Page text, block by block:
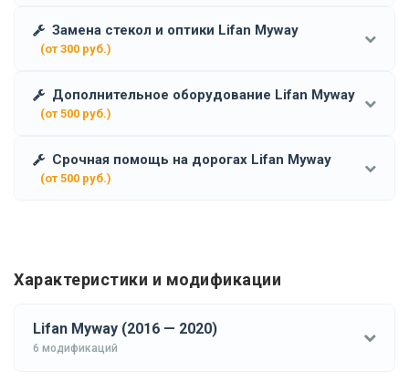
Замена стекол и оптики Lifan Myway
(от 300 руб.)
Дополнительное оборудование Lifan Myway
(от 500 руб.)
Срочная помощь на дорогах Lifan Myway
(от 500 руб.)
Характеристики и модификации
Lifan Myway (2016 — 2020)
6 модификаций